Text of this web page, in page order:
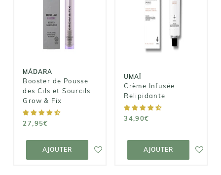
MÁDARA
Booster de Pousse
des Cils et Sourcils
Grow & Fix
27,95€
AJOUTER
Booster de
Pousse des
Cils et Sourcils
Grow & Fix
AJOUTER AU
PANIER
UMAÏ
Crème Infusée
Relipidante
34,90€
AJOUTER
Crème Infusée
Relipidante
34,90€
AJOUTER AU
PANIER